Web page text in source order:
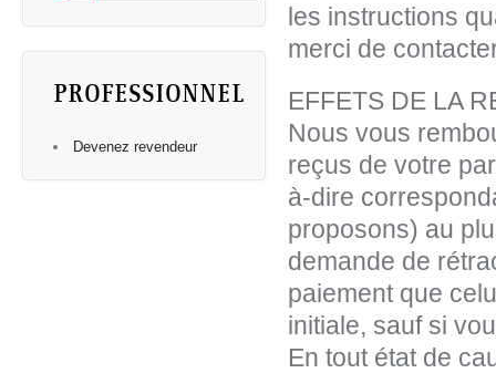
PROFESSIONNEL
Devenez revendeur
les instructions
merci de
EFFETS DE LA
Nous vous
reçus de votre
à-dire
proposons) au
demande de
paiement que
initiale, sauf si
En tout état de